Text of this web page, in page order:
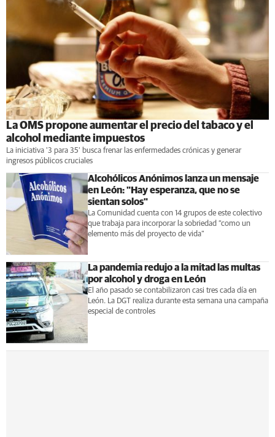
La OMS propone aumentar el precio del tabaco y el
alcohol mediante impuestos
La iniciativa '3 para 35' busca frenar las enfermedades crónicas y generar
ingresos públicos cruciales
Alcohólicos Anónimos lanza un mensaje
en León: "Hay esperanza, que no se
sientan solos"
La Comunidad cuenta con 14 grupos de este colectivo
que trabaja para incorporar la sobriedad “como un
elemento más del proyecto de vida”
La pandemia redujo a la mitad las multas
por alcohol y droga en León
El año pasado se contabilizaron casi tres cada día en
León. La DGT realiza durante esta semana una campaña
especial de controles